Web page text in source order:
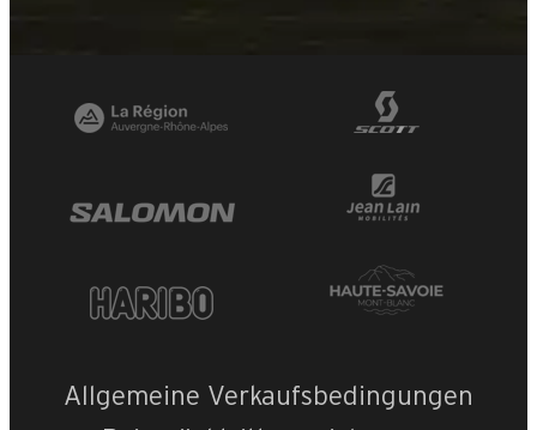
Allgemeine Verkaufsbedingungen